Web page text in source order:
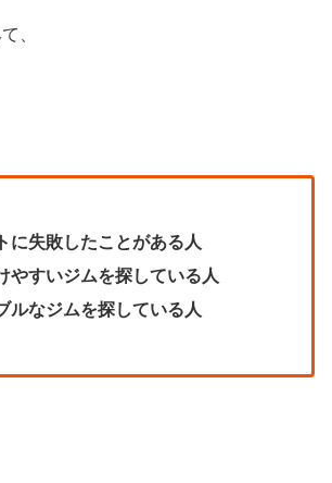
、
に失敗したことがある人
やすいジムを探している人
ルなジムを探している人